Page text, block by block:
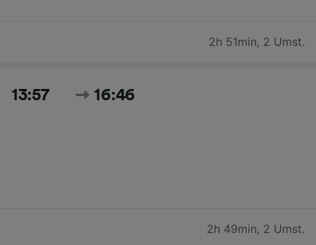
2h 51min, 2 Umst.
13:57 16:46
2h 49min, 2 Umst.